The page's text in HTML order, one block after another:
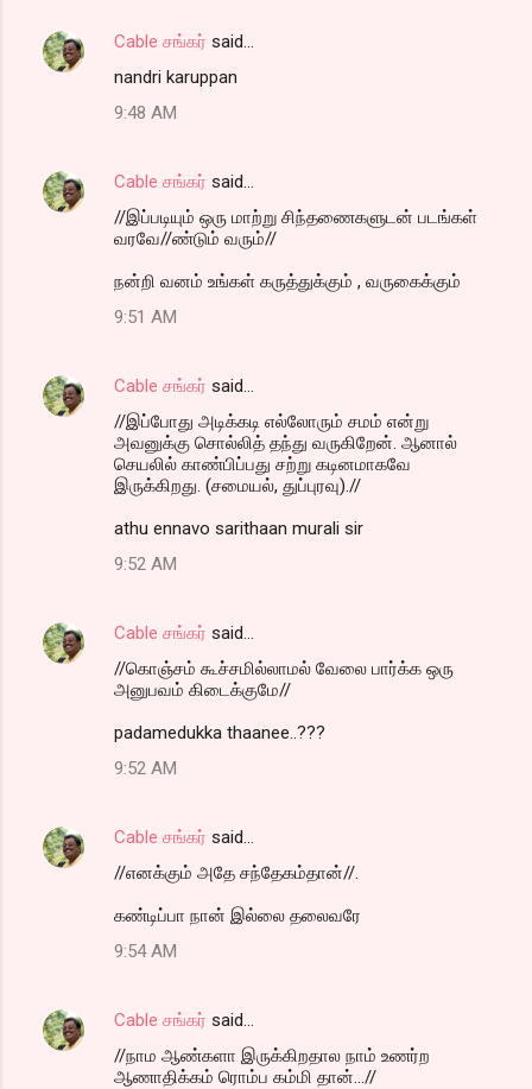
Cable சங்கர் said…
nandri karuppan
9:48 AM
Cable சங்கர் said…
//இப்படியும் ஒரு மாற்று சிந்தணைகளுடன் படங்கள்
வரவே//ண்டும் வரும்//
நன்றி வனம் உங்கள் கருத்துக்கும் , வருகைக்கும்
9:51 AM
Cable சங்கர் said…
//இப்போது அடிக்கடி எல்லோரும் சமம் என்று
அவனுக்கு சொல்லித் தந்து வருகிறேன். ஆனால்
செயலில் காண்பிப்பது சற்று கடினமாகவே
இருக்கிறது. (சமையல், துப்புரவு).//
athu ennavo sarithaan murali sir
9:52 AM
Cable சங்கர் said…
//கொஞ்சம் கூச்சமில்லாமல் வேலை பார்க்க ஒரு
அனுபவம் கிடைக்குமே//
padamedukka thaanee..???
9:52 AM
Cable சங்கர் said…
//எனக்கும் அதே சந்தேகம்தான்//.
கண்டிப்பா நான் இல்லை தலைவரே
9:54 AM
Cable சங்கர் said…
//நாம ஆண்களா இருக்கிறதால நாம் உணர்ற
ஆணாதிக்கம் ரொம்ப கம்மி தான்...//